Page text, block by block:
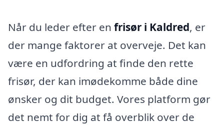
Når du leder efter en frisør i Kaldred, er
der mange faktorer at overveje. Det kan
være en udfordring at finde den rette
frisør, der kan imødekomme både dine
ønsker og dit budget. Vores platform gør
det nemt for dig at få overblik over de